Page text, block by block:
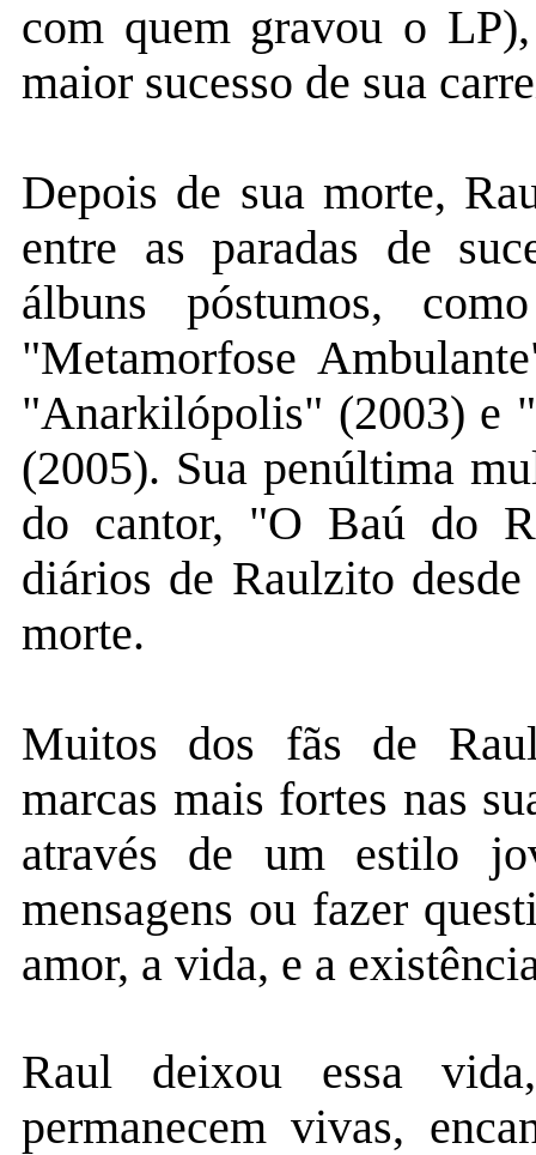
com quem gravou o
maior sucesso de sua
Depois de sua morte,
entre as paradas de
álbuns póstumos,
"Metamorfose
"Anarkilópolis" (2003) e
(2005). Sua penúltima
do cantor, "O Baú do
diários de Raulzito
morte.
Muitos dos fãs de
marcas mais fortes nas
através de um estilo
mensagens ou fazer
amor, a vida, e a
Raul deixou essa
permanecem vivas,